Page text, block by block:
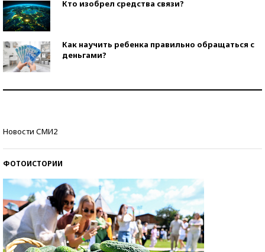
Кто изобрел средства связи?
Как научить ребенка правильно обращаться с
деньгами?
Новости СМИ2
ФОТОИСТОРИИ